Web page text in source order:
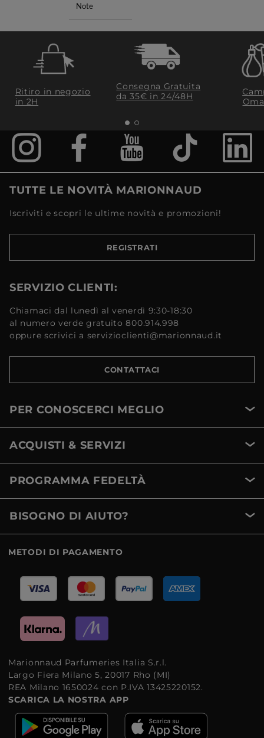
Note
Ritiro in negozio
in 2H
Consegna Gratuita
da 35€​ in 24/48H
TUTTE LE NOVITÀ MARIONNAUD
Iscriviti e scopri le ultime novità e promozioni!
REGISTRATI
SERVIZIO CLIENTI:
Chiamaci dal lunedì al venerdì 9:30-18:30
al numero verde gratuito 800.914.998
oppure scrivici a servizioclienti@marionnaud.it
CONTATTACI
PER CONOSCERCI MEGLIO
ACQUISTI & SERVIZI
PROGRAMMA FEDELTÀ
BISOGNO DI AIUTO?
METODI DI PAGAMENTO
Marionnaud Parfumeries Italia S.r.l.
Largo Fiera Milano 5, 20017 Rho (MI)
REA Milano 1650024 con P.IVA 13425220152.
SCARICA LA NOSTRA APP